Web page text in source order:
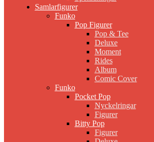
Samlarfigurer
Funko
Pop Figurer
Pop & Tee
Deluxe
Moment
Rides
Album
Comic Cover
Funko
Pocket Pop
Nyckelringar
Figurer
Bitty Pop
Figurer